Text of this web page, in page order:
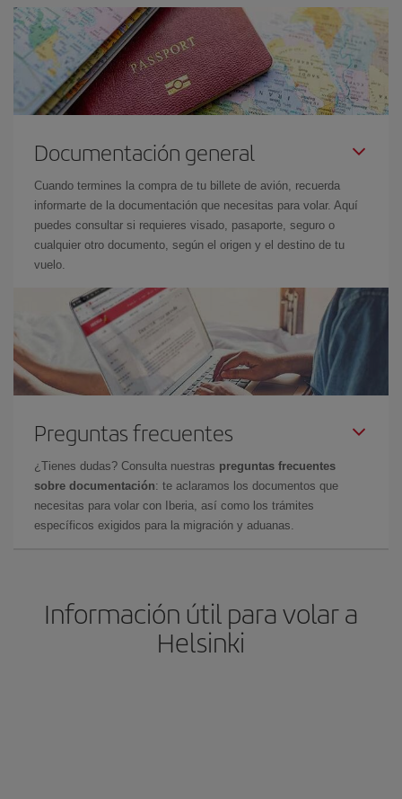
Documentación general
Cuando termines la compra de tu billete de avión, recuerda
informarte de la documentación que necesitas para volar. Aquí
puedes consultar si requieres visado, pasaporte, seguro o
cualquier otro documento, según el origen y el destino de tu
vuelo.
Preguntas frecuentes
¿Tienes dudas? Consulta nuestras preguntas frecuentes
sobre documentación: te aclaramos los documentos que
necesitas para volar con Iberia, así como los trámites
específicos exigidos para la migración y aduanas.
Información útil para volar a
Helsinki